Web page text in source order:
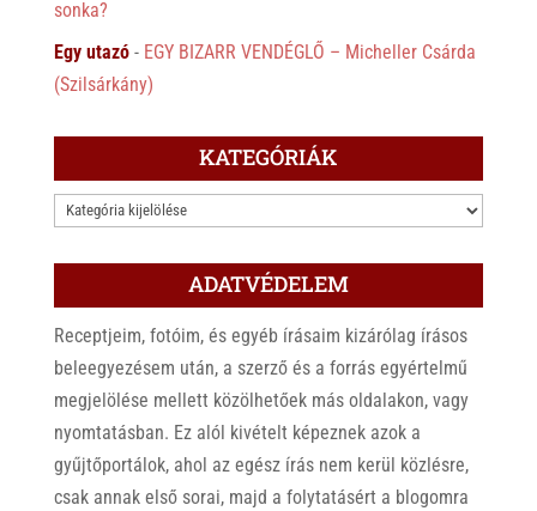
sonka?
Egy utazó- EGY BIZARR VENDÉGLŐ – Micheller Csárda
(Szilsárkány)
KATEGÓRIÁK
KATEGÓRIÁK
ADATVÉDELEM
Receptjeim, fotóim, és egyéb írásaim kizárólag írásos
beleegyezésem után, a szerző és a forrás egyértelmű
megjelölése mellett közölhetőek más oldalakon, vagy
nyomtatásban. Ez alól kivételt képeznek azok a
gyűjtőportálok, ahol az egész írás nem kerül közlésre,
csak annak első sorai, majd a folytatásért a blogomra